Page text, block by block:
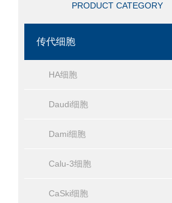
PRODUCT CATEGORY
传代细胞
HA细胞
Daudi细胞
Dami细胞
Calu-3细胞
CaSki细胞